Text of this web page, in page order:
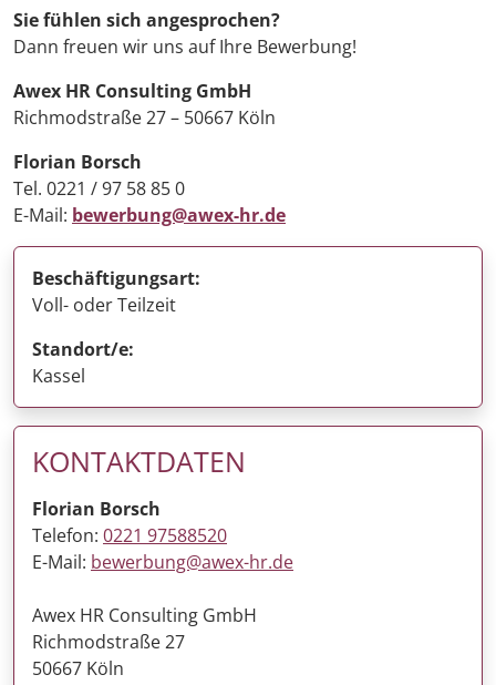
Sie fühlen sich angesprochen?
Dann freuen wir uns auf Ihre Bewerbung!
Awex HR Consulting GmbH
Richmodstraße 27 – 50667 Köln
Florian Borsch
Tel. 0221 / 97 58 85 0
E-Mail: bewerbung@awex-hr.de
Beschäftigungsart:
Voll- oder Teilzeit
Standort/e:
Kassel
KONTAKTDATEN
Florian Borsch
Telefon: 0221 97588520
E-Mail: bewerbung@awex-hr.de
Awex HR Consulting GmbH
Richmodstraße 27
50667 Köln